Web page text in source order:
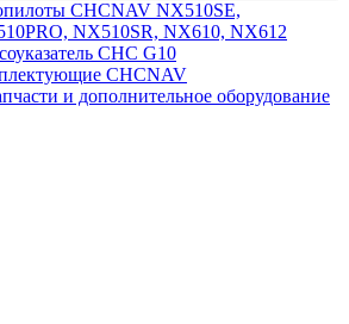
CHCNAV NX510SE,
NX510SR, NX610, NX612
CHC G10
CHCNAV
и дополнительное оборудование